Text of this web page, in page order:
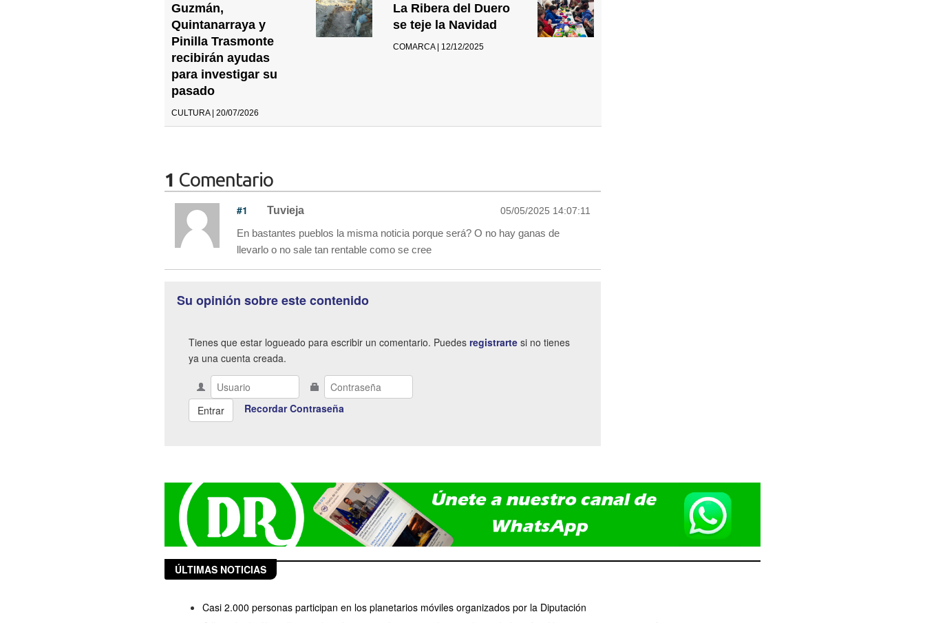
Guzmán,
Quintanarraya y
Pinilla Trasmonte
recibirán ayudas
para investigar su
pasado
CULTURA | 20/07/2026
La Ribera del Duero
se teje la Navidad
COMARCA | 12/12/2025
1 Comentario
#1 Tuvieja 05/05/2025 14:07:11
En bastantes pueblos la misma noticia porque será? O no hay ganas de
llevarlo o no sale tan rentable como se cree
Su opinión sobre este contenido
Tienes que estar logueado para escribir un comentario. Puedes registrarte si no tienes
ya una cuenta creada.
Recordar Contraseña
ÚLTIMAS NOTICIAS
Casi 2.000 personas participan en los planetarios móviles organizados por la Diputación